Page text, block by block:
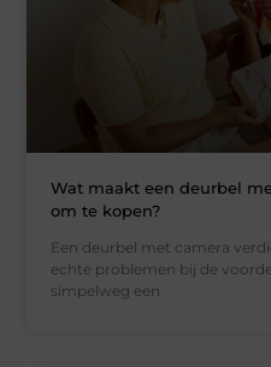
Wat maakt een deurbel
om te kopen?
Een deurbel met camera
echte problemen bij de
simpelweg een